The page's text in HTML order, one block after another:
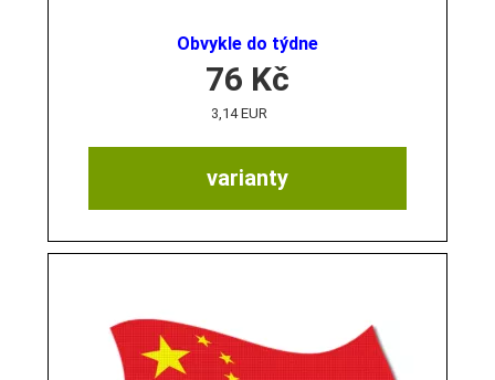
Obvykle do týdne
varianty
76 Kč
3,14 EUR